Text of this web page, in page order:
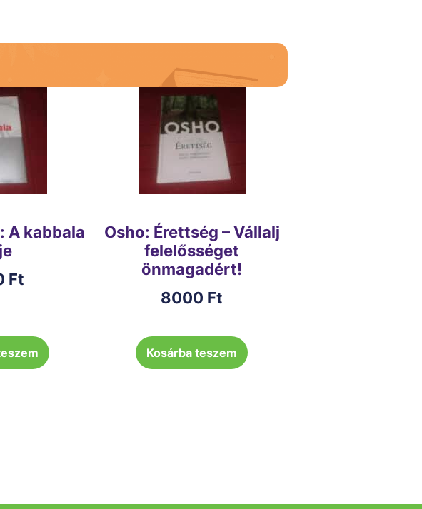
A kabbala
Ft
Osho: Érettség – Vállalj
felelősséget
önmagadért!
8000 Ft
Kosárba teszem